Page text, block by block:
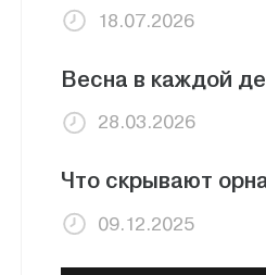
18.07.2026
Весна в каждой
28.03.2026
Что скрывают
09.12.2025